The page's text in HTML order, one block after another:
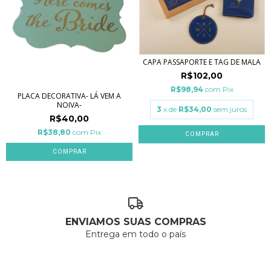
PLACA DECORATIVA- LÁ VEM A
NOIVA-
R$40,00
R$38,80 com Pix
COMPRAR
CAPA PASSAPORTE E TAG DE MALA
R$102,00
R$98,94 com Pix
3 x de R$34,00 sem juros
ENVIAMOS SUAS COMPRAS
Entrega em todo o país